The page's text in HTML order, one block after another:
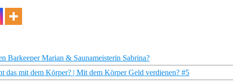
Barkeeper Marian & Saunameisterin Sabrina?
das mit dem Körper? | Mit dem Körper Geld verdienen? #5